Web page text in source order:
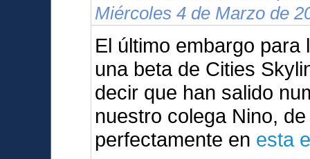
Miércoles 4 de Marzo de
El último embargo
una beta de Cities
decir que han salido
nuestro colega Nino,
perfectamente en esta